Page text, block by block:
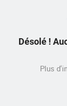
Désolé !
Plus